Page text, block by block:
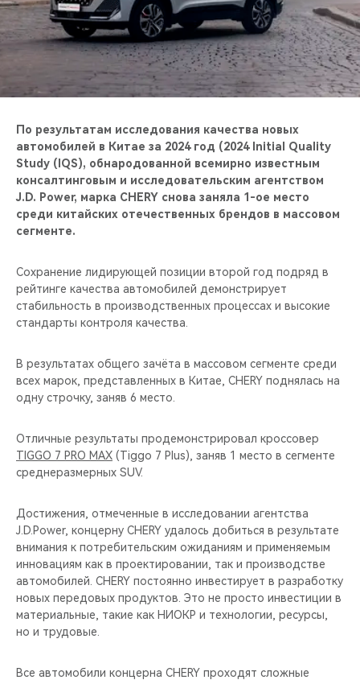
CHERY И СПОРТ
НАШИ МЕРОПРИЯТИЯ
ВИДЕООБЗОРЫ
CHERY ДЛЯ ДЕТЕЙ
По результатам исследования качества новых
автомобилей в Китае за 2024 год (2024 Initial Quality
Study (IQS), обнародованной всемирно известным
консалтинговым и исследовательским агентством
J.D. Power, марка CHERY снова заняла 1-ое место
среди китайских отечественных брендов в массовом
сегменте.
Сохранение лидирующей позиции второй год подряд в
рейтинге качества автомобилей демонстрирует
стабильность в производственных процессах и высокие
стандарты контроля качества.
В результатах общего зачёта в массовом сегменте среди
всех марок, представленных в Китае, CHERY поднялась на
одну строчку, заняв 6 место.
Отличные результаты продемонстрировал кроссовер
TIGGO 7 PRO MAX (Tiggo 7 Plus), заняв 1 место в сегменте
среднеразмерных SUV.
Достижения, отмеченные в исследовании агентства
J.D.Power, концерну CHERY удалось добиться в результате
внимания к потребительским ожиданиям и применяемым
инновациям как в проектировании, так и производстве
автомобилей. CHERY постоянно инвестирует в разработку
новых передовых продуктов. Это не просто инвестиции в
материальные, такие как НИОКР и технологии, ресурсы,
но и трудовые.
Все автомобили концерна CHERY проходят сложные